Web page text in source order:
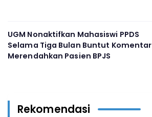
UGM Nonaktifkan Mahasiswi PPDS
Selama Tiga Bulan Buntut Komentar
Merendahkan Pasien BPJS
Rekomendasi